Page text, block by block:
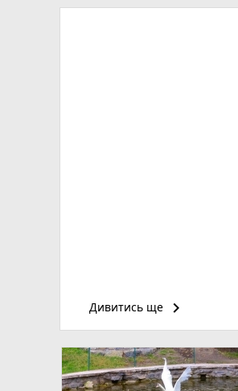
Дивитись ще keyboard_arrow_right